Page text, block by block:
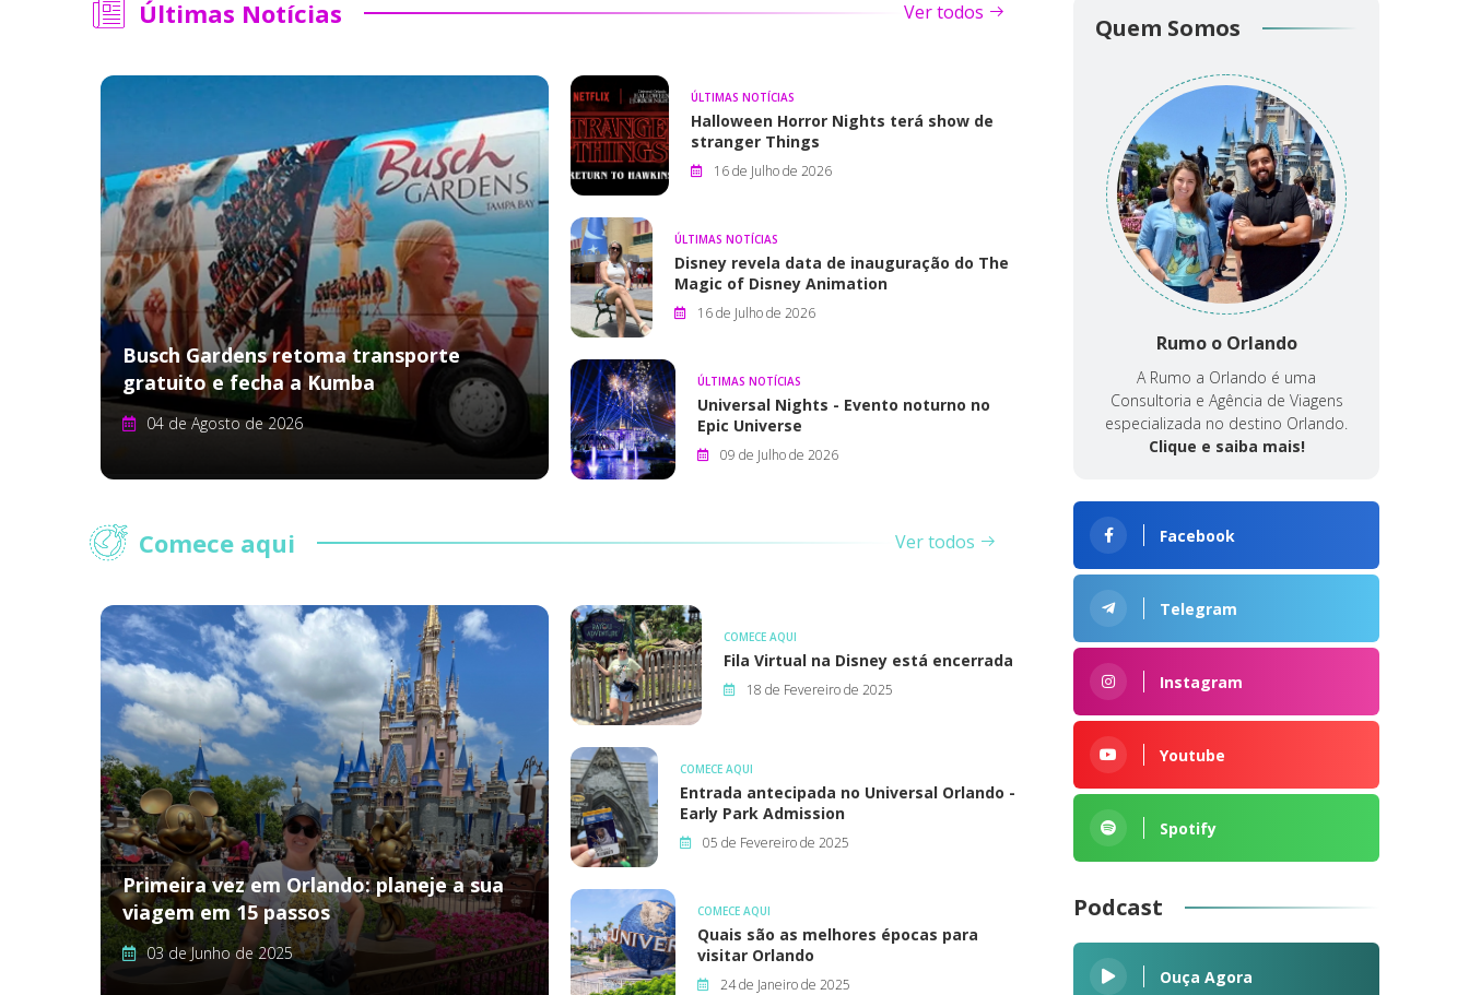
Últimas Notícias Ver todos
Busch Gardens retoma transporte
gratuito e fecha a Kumba
04 de Agosto de 2026
ÚLTIMAS NOTÍCIAS
Halloween Horror Nights terá show de
stranger Things
16 de Julho de 2026
ÚLTIMAS NOTÍCIAS
Disney revela data de inauguração do The
Magic of Disney Animation
16 de Julho de 2026
ÚLTIMAS NOTÍCIAS
Universal Nights - Evento noturno no
Epic Universe
09 de Julho de 2026
Comece aqui Ver todos
Primeira vez em Orlando: planeje a sua
viagem em 15 passos
03 de Junho de 2025
COMECE AQUI
Fila Virtual na Disney está encerrada
18 de Fevereiro de 2025
COMECE AQUI
Entrada antecipada no Universal Orlando -
Early Park Admission
05 de Fevereiro de 2025
COMECE AQUI
Quais são as melhores épocas para
visitar Orlando
24 de Janeiro de 2025
Quem Somos
Rumo o Orlando
A Rumo a Orlando é uma
Consultoria e Agência de Viagens
especializada no destino Orlando.
Clique e saiba mais!
Facebook
Telegram
Instagram
Youtube
Spotify
Podcast
Ouça Agora